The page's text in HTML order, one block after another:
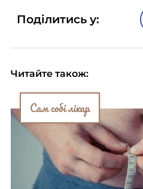
Поділитись у:
Читайте також:
Сам собі лікар